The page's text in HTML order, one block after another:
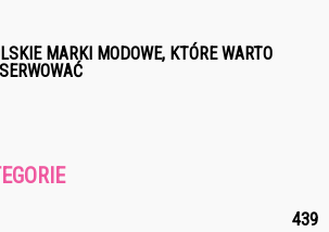
MARKI MODOWE, KTÓRE WARTO
439